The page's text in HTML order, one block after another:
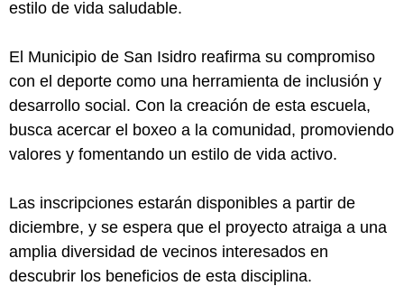
estilo de vida saludable.
El Municipio de San Isidro reafirma su compromiso
con el deporte como una herramienta de inclusión y
desarrollo social. Con la creación de esta escuela,
busca acercar el boxeo a la comunidad, promoviendo
valores y fomentando un estilo de vida activo.
Las inscripciones estarán disponibles a partir de
diciembre, y se espera que el proyecto atraiga a una
amplia diversidad de vecinos interesados en
descubrir los beneficios de esta disciplina.